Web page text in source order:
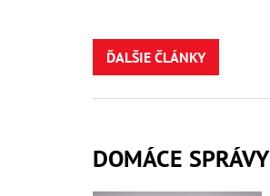
ĎALŠIE ČLÁNKY
DOMÁCE SPRÁVY